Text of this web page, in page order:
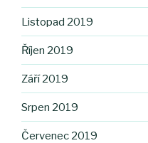
Listopad 2019
Říjen 2019
Září 2019
Srpen 2019
Červenec 2019